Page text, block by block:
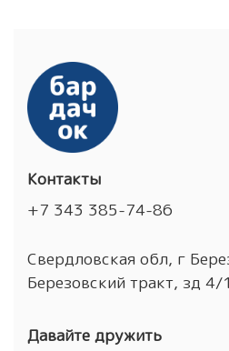
Контакты
+7 343 385-74-86
Свердловская обл, г
Березовский тракт, зд 4/1
Давайте дружить